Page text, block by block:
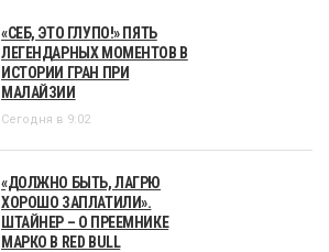
«СЕБ, ЭТО ГЛУПО!» ПЯТЬ
ЛЕГЕНДАРНЫХ МОМЕНТОВ В
ИСТОРИИ ГРАН ПРИ
МАЛАЙЗИИ
Сегодня в 9:02
«ДОЛЖНО БЫТЬ, ЛАГРЮ
ХОРОШО ЗАПЛАТИЛИ».
ШТАЙНЕР – О ПРЕЕМНИКЕ
МАРКО В RED BULL